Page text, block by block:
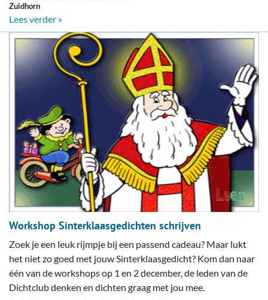
Zuidhorn
Lees verder »
Workshop Sinterklaasgedichten schrijven
Zoek je een leuk rijmpje bij een passend cadeau? Maar lukt
het niet zo goed met jouw Sinterklaasgedicht? Kom dan naar
één van de workshops op 1 en 2 december, de leden van de
Dichtclub denken en dichten graag met jou mee.